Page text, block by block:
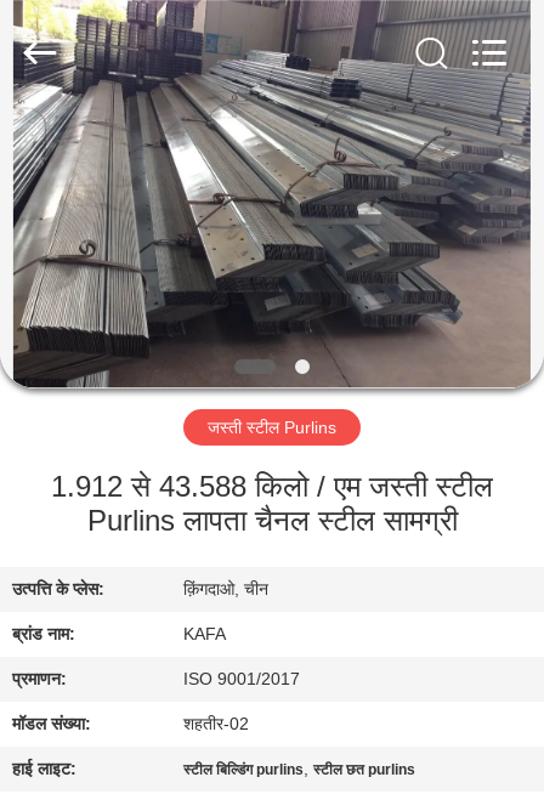
घर
उत्पाद
वीडियो
वीआर
शो
हमारे
कारखाने
का
दौरा
Qingdao
KaFa
Fabrication
Co.,
Ltd..
Rights
Reserved.
जस्ती स्टील Purlins
1.912 से 43.588 किलो / एम जस्ती स्टील
Purlins लापता चैनल स्टील सामग्री
उत्पत्ति के प्लेस: क़िंगदाओ, चीन
ब्रांड नाम: KAFA
प्रमाणन: ISO 9001/2017
मॉडल संख्या: शहतीर-02
हाई लाइट: स्टील बिल्डिंग purlins,स्टील छत purlins